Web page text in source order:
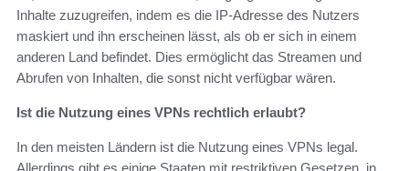
Inhalte zuzugreifen, indem es die IP-Adresse des Nutzers
maskiert und ihn erscheinen lässt, als ob er sich in einem
anderen Land befindet. Dies ermöglicht das Streamen und
Abrufen von Inhalten, die sonst nicht verfügbar wären.
Ist die Nutzung eines VPNs rechtlich erlaubt?
In den meisten Ländern ist die Nutzung eines VPNs legal.